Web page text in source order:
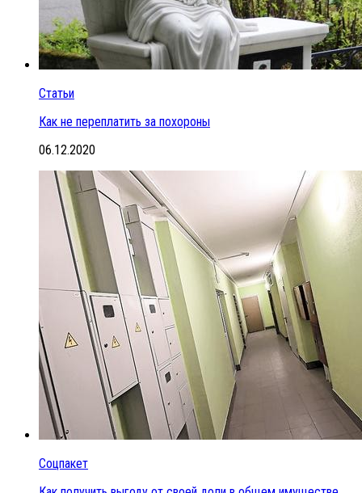
Статьи
Как не переплатить за похороны
06.12.2020
Соцпакет